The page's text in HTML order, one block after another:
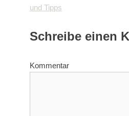
und Tipps
Schreibe einen
Kommentar